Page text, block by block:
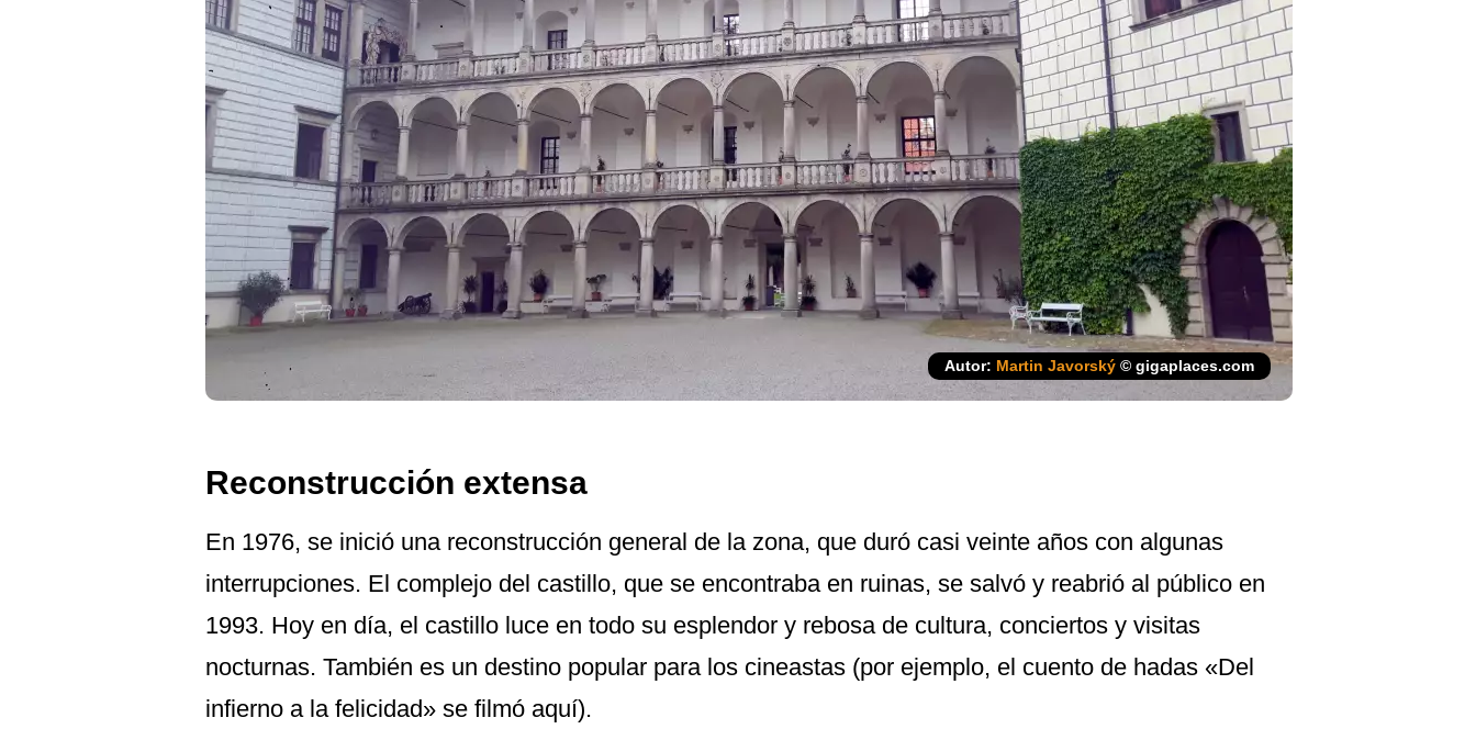
Autor: Martin Javorský © gigaplaces.com
Reconstrucción extensa
En 1976, se inició una reconstrucción general de la zona, que duró casi veinte años con algunas
interrupciones. El complejo del castillo, que se encontraba en ruinas, se salvó y reabrió al público en
1993. Hoy en día, el castillo luce en todo su esplendor y rebosa de cultura, conciertos y visitas
nocturnas. También es un destino popular para los cineastas (por ejemplo, el cuento de hadas «Del
infierno a la felicidad» se filmó aquí).